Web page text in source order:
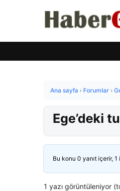
Ana sayfa › Forumlar ›
Ege’deki
Bu konu 0 yanıt içerir,
1 yazı görüntüleniyor